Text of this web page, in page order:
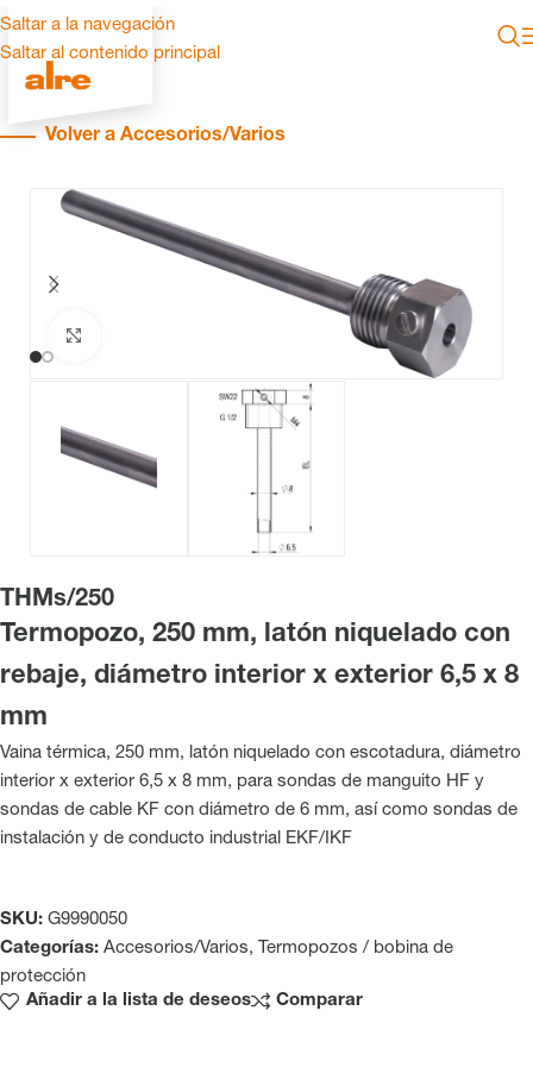
Saltar a la navegación
Saltar al contenido principal
Volver a Accesorios/Varios
THMs/250
Termopozo, 250 mm, latón niquelado con
rebaje, diámetro interior x exterior 6,5 x 8
mm
Vaina térmica, 250 mm, latón niquelado con escotadura, diámetro
interior x exterior 6,5 x 8 mm, para sondas de manguito HF y
sondas de cable KF con diámetro de 6 mm, así como sondas de
instalación y de conducto industrial EKF/IKF
SKU: G9990050
Categorías: Accesorios/Varios, Termopozos / bobina de
protección
Añadir a la lista de deseos
Comparar